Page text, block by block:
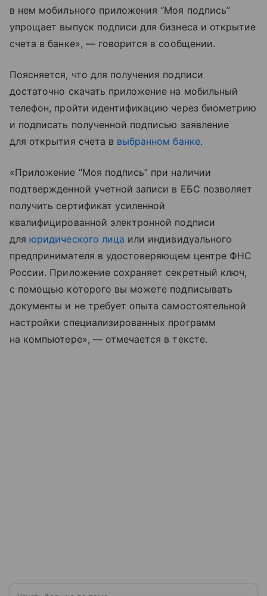
в нем мобильного приложения “Моя подпись”
упрощает выпуск подписи для бизнеса и открытие
счета в банке», — говорится в сообщении.
Поясняется, что для получения подписи
достаточно скачать приложение на мобильный
телефон, пройти идентификацию через биометрию
и подписать полученной подписью заявление
для открытия счета в выбранном банке.
«Приложение “Моя подпись” при наличии
подтвержденной учетной записи в ЕБС позволяет
получить сертификат усиленной
квалифицированной электронной подписи
дляюридического лица или индивидуального
предпринимателя в удостоверяющем центре ФНС
России. Приложение сохраняет секретный ключ,
с помощью которого вы можете подписывать
документы и не требует опыта самостоятельной
настройки специализированных программ
на компьютере», — отмечается в тексте.